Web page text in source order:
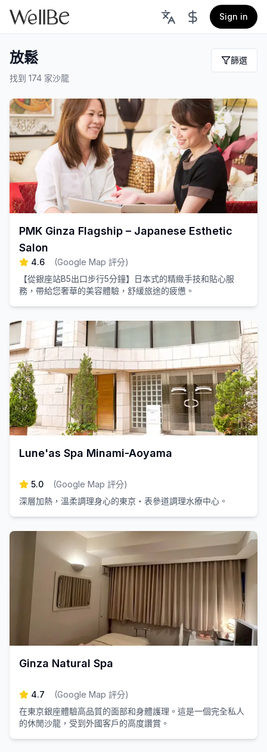
Sign in
放鬆
找到 174 家沙龍
篩選
PMK Ginza Flagship – Japanese Esthetic
Salon
4.6 (Google Map 評分)
【從銀座站B5出口步行5分鐘】日本式的精緻手技和貼心服
務，帶給您奢華的美容體驗，舒緩旅途的疲憊。
Lune'as Spa Minami-Aoyama
5.0 (Google Map 評分)
深層加熱，溫柔調理身心的東京・表參道調理水療中心。
Ginza Natural Spa
4.7 (Google Map 評分)
在東京銀座體驗高品質的面部和身體護理。這是一個完全私人
的休閒沙龍，受到外國客戶的高度讚賞。